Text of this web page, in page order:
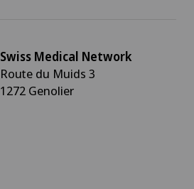
Swiss Medical Network
Route du Muids 3
1272 Genolier